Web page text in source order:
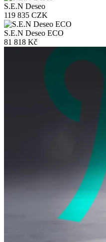
S.E.N Deseo
119 835 CZK
S.E.N Deseo ECO
81 818 Kč